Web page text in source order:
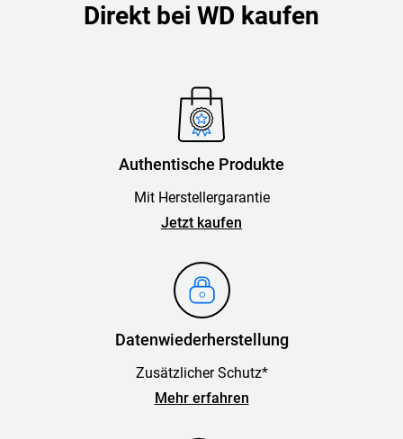
Direkt bei WD kaufen
Authentische Produkte
Mit Herstellergarantie
Jetzt kaufen
Datenwiederherstellung
Zusätzlicher Schutz*
Mehr erfahren